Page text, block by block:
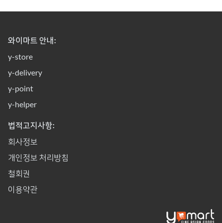
와이마트 안내:
y-store
y-delivery
y-point
y-helper
법적고지사항:
회사정보
개인정보 처리방침
철회권
이용약관